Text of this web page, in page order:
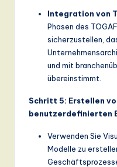
Integration von
Phasen des
sicherzustellen,
und mit
übereinstimmt.
Schritt 5: Erstellen
benutzerdefinierten
Verwenden Sie
Modelle zu